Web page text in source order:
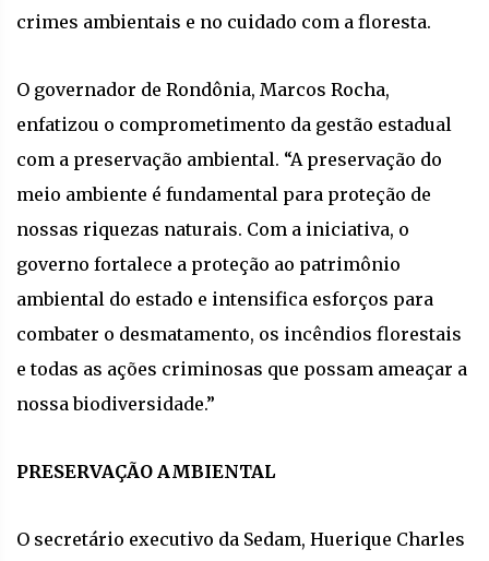
crimes ambientais e no cuidado com a floresta.
O governador de Rondônia, Marcos Rocha,
enfatizou o comprometimento da gestão estadual
com a preservação ambiental. “A preservação do
meio ambiente é fundamental para proteção de
nossas riquezas naturais. Com a iniciativa, o
governo fortalece a proteção ao patrimônio
ambiental do estado e intensifica esforços para
combater o desmatamento, os incêndios florestais
e todas as ações criminosas que possam ameaçar a
nossa biodiversidade.”
PRESERVAÇÃO AMBIENTAL
O secretário executivo da Sedam, Huerique Charles